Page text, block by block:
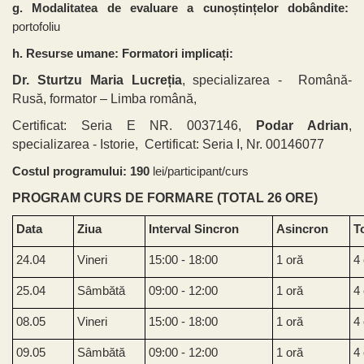
g. Modalitatea de evaluare a cunoștințelor dobândite:
portofoliu
h. Resurse umane: Formatori implicați:
Dr. Sturtzu Maria Lucreția, specializarea - Română-
Rusă, formator – Limba română,
Certificat: Seria E NR. 0037146,
Podar Adrian,
specializarea - Istorie, Certificat: Seria I, Nr. 00146077
Costul programului: 190 lei/participant/curs
PROGRAM CURS DE FORMARE (TOTAL 26 ORE)
Data Ziua Interval Sincron Asincron
24.04 Vineri 15:00 - 18:00 1 oră 4
25.04 Sâmbătă 09:00 - 12:00 1 oră 4
08.05 Vineri 15:00 - 18:00 1 oră 4
09.05 Sâmbătă 09:00 - 12:00 1 oră 4